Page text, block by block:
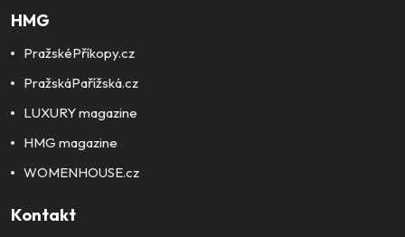
HMG
PražskéPříkopy.cz
PražskáPařížská.cz
LUXURY magazine
HMG magazine
WOMENHOUSE.cz
Kontakt